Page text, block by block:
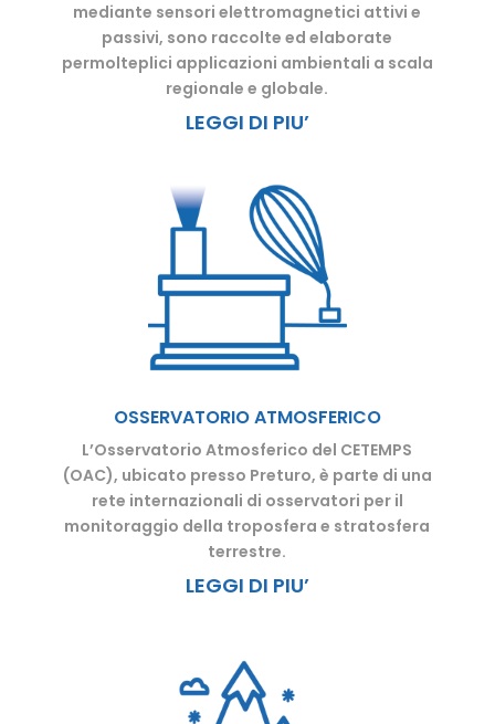
mediante sensori elettromagnetici attivi e
passivi, sono raccolte ed elaborate
permolteplici applicazioni ambientali a scala
regionale e globale.
LEGGI DI PIU’
OSSERVATORIO ATMOSFERICO
L’Osservatorio Atmosferico del CETEMPS
(OAC), ubicato presso Preturo, è parte di una
rete internazionali di osservatori per il
monitoraggio della troposfera e stratosfera
terrestre.
LEGGI DI PIU’